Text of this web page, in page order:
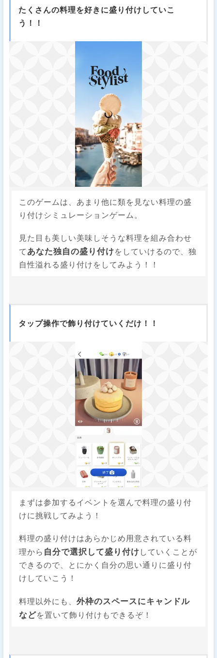
たくさんの料理を好きに盛り付けしていこ
う！！
このゲームは、あまり他に類を見ない料理の盛
り付けシミュレーションゲーム。
見た目も美しい美味しそうな料理を組み合わせ
て あなた独自の盛り付けをしていけるので、独
自性溢れる盛り付けをしてみよう！！
タップ操作で飾り付けていくだけ！！
まずは参加するイベントを選んで料理の盛り付
けに挑戦してみよう！
料理の盛り付けはあらかじめ用意されている料
理から 自分で選択して盛り付け していくことが
できるので、とにかく自分の思い通りに盛り付
けしていこう！
料理以外にも、外枠のスペースにキャンドル
などを置いて飾り付けもできるぞ！